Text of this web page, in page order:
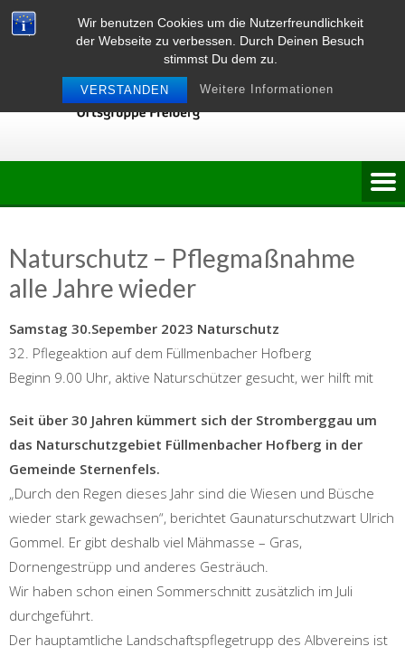
Wir benutzen Cookies um die Nutzerfreundlichkeit
der Webseite zu verbessen. Durch Deinen Besuch
stimmst Du dem zu.
VERSTANDEN Weitere Informationen
Skip
to
Naturschutz – Pflegmaßnahme
alle Jahre wieder
Samstag 30.Sepember 2023 Naturschutz
32. Pflegeaktion auf dem Füllmenbacher Hofberg
Beginn 9.00 Uhr, aktive Naturschützer gesucht, wer hilft mit
Seit über 30 Jahren kümmert sich der Stromberggau um
das Naturschutzgebiet Füllmenbacher Hofberg in der
Gemeinde Sternenfels.
„Durch den Regen dieses Jahr sind die Wiesen und Büsche
wieder stark gewachsen“, berichtet Gaunaturschutzwart Ulrich
Gommel. Er gibt deshalb viel Mähmasse – Gras,
Dornengestrüpp und anderes Gesträuch.
Wir haben schon einen Sommerschnitt zusätzlich im Juli
durchgeführt.
Der hauptamtliche Landschaftspflegetrupp des Albvereins ist